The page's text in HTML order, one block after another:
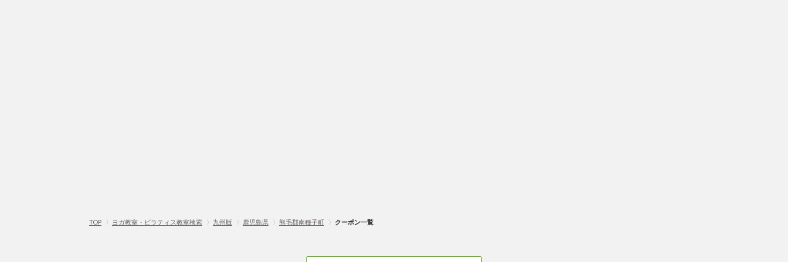
TOP 〉 ヨガ教室・ピラティス教室検索 〉 九州版 〉 鹿児島県 〉 熊毛郡南種子町 〉 クーポン一覧